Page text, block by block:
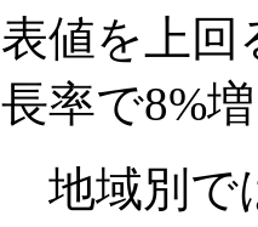
表値を上回
長率で8%
地域別で